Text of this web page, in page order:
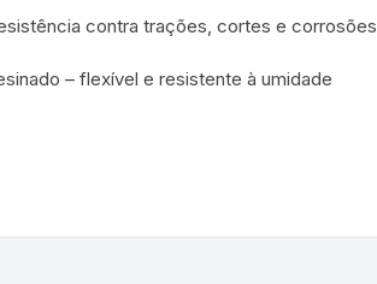
contra trações, cortes e corrosões
– flexível e resistente à umidade